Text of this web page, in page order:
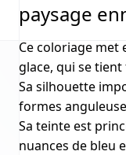
paysage
Ce coloriage met
glace, qui se
Sa silhouette
formes
Sa teinte est
nuances de bleu